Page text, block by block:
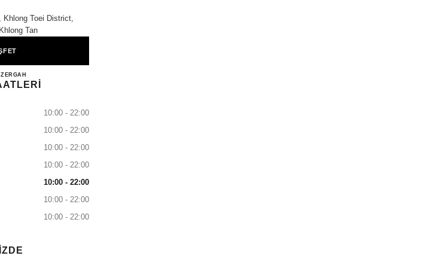
Khlong Toei District,
Tan
EMSPHERE
10:00 - 22:00
10:00 - 22:00
10:00 - 22:00
10:00 - 22:00
10:00 - 22:00
10:00 - 22:00
10:00 - 22:00